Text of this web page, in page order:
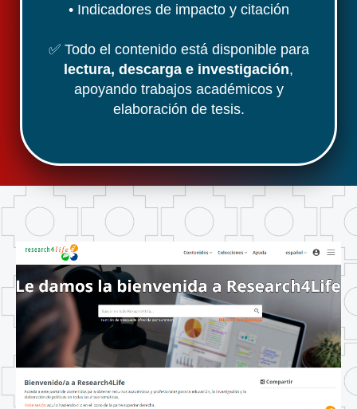
• Indicadores de impacto y citación
✅ Todo el contenido está disponible para
lectura, descarga e investigación,
apoyando trabajos académicos y
elaboración de tesis.